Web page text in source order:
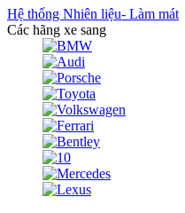
Hệ thống Nhiên liệu- Làm mát
Các hãng xe sang